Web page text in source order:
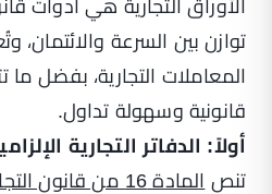
الأوراق التجارية هي أدوات
توازن بين السرعة والائتمان،
المعاملات التجارية، بفضل
قانونية وسهولة تداول.
أولاً: الدفاتر التجارية
تنص
المادة 16 من قانون التجارة